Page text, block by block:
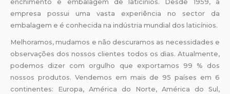
enchimento e embalagem de laticínios. Desde 1959, a
empresa possui uma vasta experiência no sector da
embalagem e é conhecida na indústria mundial dos laticínios.
Melhoramos, mudamos e não descuramos as necessidades e
observações dos nossos clientes todos os dias. Atualmente,
podemos dizer com orgulho que exportamos 99 % dos
nossos produtos. Vendemos em mais de 95 países em 6
continentes: Europa, América do Norte, América do Sul,